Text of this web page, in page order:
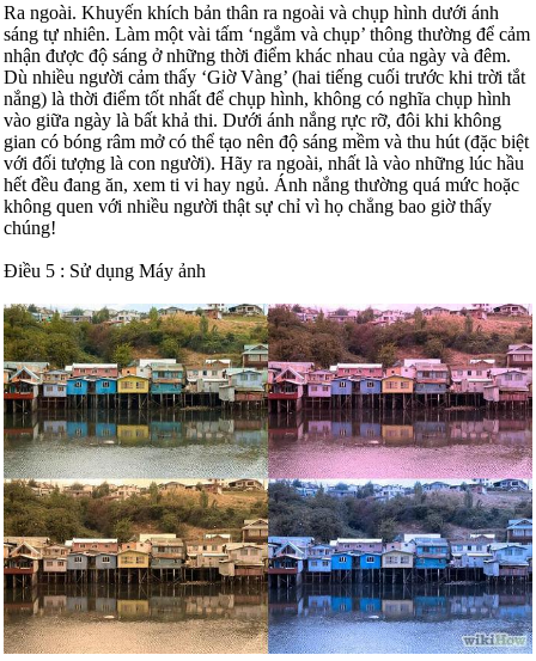
Ra ngoài. Khuyến khích bản thân ra ngoài và chụp hình dưới ánh
sáng tự nhiên. Làm một vài tấm ‘ngắm và chụp’ thông thường để cảm
nhận được độ sáng ở những thời điểm khác nhau của ngày và đêm.
Dù nhiều người cảm thấy ‘Giờ Vàng’ (hai tiếng cuối trước khi trời tắt
nắng) là thời điểm tốt nhất để chụp hình, không có nghĩa chụp hình
vào giữa ngày là bất khả thi. Dưới ánh nắng rực rỡ, đôi khi không
gian có bóng râm mở có thể tạo nên độ sáng mềm và thu hút (đặc biệt
với đối tượng là con người). Hãy ra ngoài, nhất là vào những lúc hầu
hết đều đang ăn, xem ti vi hay ngủ. Ánh nắng thường quá mức hoặc
không quen với nhiều người thật sự chỉ vì họ chẳng bao giờ thấy
chúng!
Điều 5 : Sử dụng Máy ảnh